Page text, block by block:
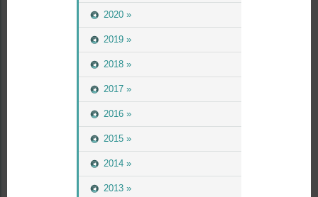
2020 »
2019 »
2018 »
2017 »
2016 »
2015 »
2014 »
2013 »